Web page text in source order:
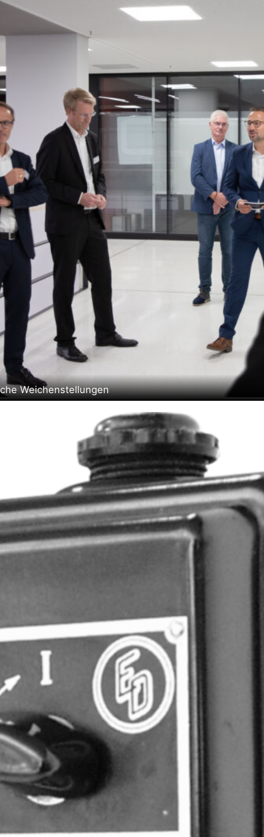
Weichenstellungen